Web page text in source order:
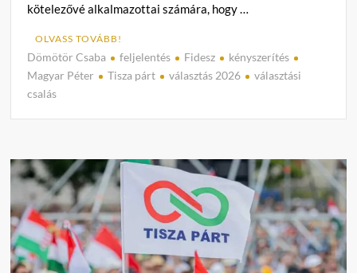
kötelezővé alkalmazottai számára, hogy …
OLVASS TOVÁBB!
Dömötör Csaba feljelentés Fidesz
kényszerítés
Magyar Péter
Tisza párt választás 2026
választási
csalás
n
t
on
terror
a